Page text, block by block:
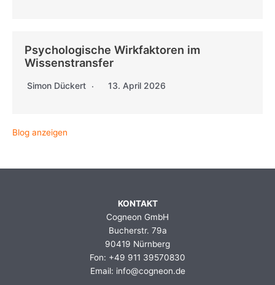
Psychologische Wirkfaktoren im
Wissenstransfer
Simon Dückert 13. April 2026
Blog anzeigen
KONTAKT
Cogneon GmbH
Bucherstr. 79a
90419 Nürnberg
Fon: +49 911 39570830
Email: info@cogneon.de